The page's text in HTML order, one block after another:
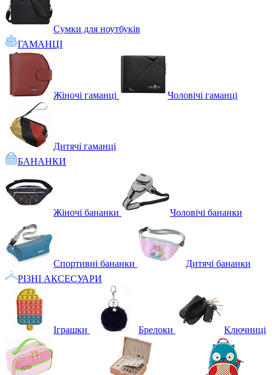
Сумки для ноутбуків
ГАМАНЦІ
Жіночі гаманці Чоловічі гаманці
Дитячі гаманці
БАНАНКИ
Жіночі бананки Чоловічі бананки
Спортивні бананки
Дитячі бананки
РІЗНІ АКСЕСУАРИ
Іграшки Брелоки Ключниці